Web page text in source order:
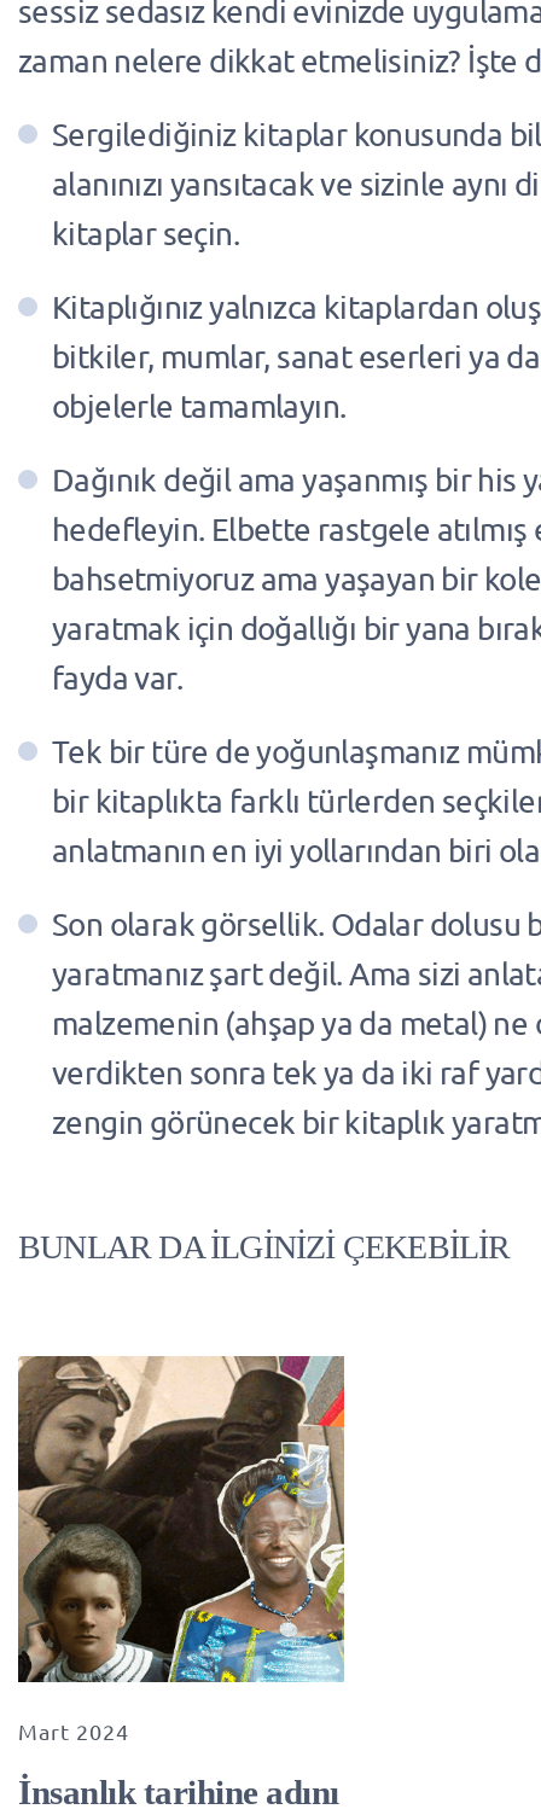
sessiz sedasız kendi evinizde
zaman nelere dikkat etmelisiniz? İşte
Sergilediğiniz kitaplar konusunda
alanınızı yansıtacak ve sizinle aynı
kitaplar seçin.
Kitaplığınız yalnızca kitaplardan
bitkiler, mumlar, sanat eserleri ya
objelerle tamamlayın.
Dağınık değil ama yaşanmış bir his
hedefleyin. Elbette rastgele atılmış
bahsetmiyoruz ama yaşayan bir
yaratmak için doğallığı bir yana
fayda var.
Tek bir türe de yoğunlaşmanız
bir kitaplıkta farklı türlerden
anlatmanın en iyi yollarından biri
Son olarak görsellik. Odalar dolusu
yaratmanız şart değil. Ama sizi
malzemenin (ahşap ya da metal)
verdikten sonra tek ya da iki raf
zengin görünecek bir kitaplık
BUNLAR DA İLGİNİZİ ÇEKEBİLİR
Mart 2024
İnsanlık tarihine adını